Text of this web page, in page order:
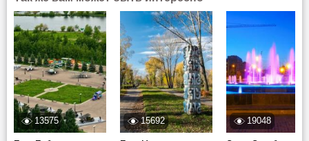
13575 15692 19048